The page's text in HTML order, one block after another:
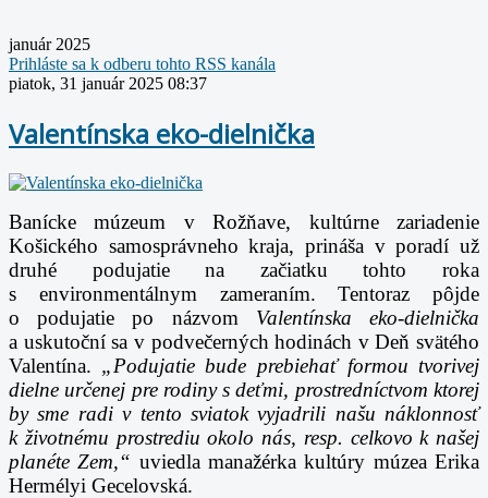
január 2025
Prihláste sa k odberu tohto RSS kanála
piatok, 31 január 2025 08:37
Valentínska eko-dielnička
Banícke múzeum v Rožňave, kultúrne zariadenie
Košického samosprávneho kraja, prináša v poradí už
druhé podujatie na začiatku tohto roka
s environmentálnym zameraním. Tentoraz pôjde
o podujatie po názvom Valentínska eko-dielnička
a uskutoční sa v podvečerných hodinách v Deň svätého
Valentína. „Podujatie bude prebiehať formou tvorivej
dielne určenej pre rodiny s deťmi, prostredníctvom ktorej
by sme radi v tento sviatok vyjadrili našu náklonnosť
k životnému prostrediu okolo nás, resp. celkovo k našej
planéte Zem,“ uviedla manažérka kultúry múzea Erika
Hermélyi Gecelovská.